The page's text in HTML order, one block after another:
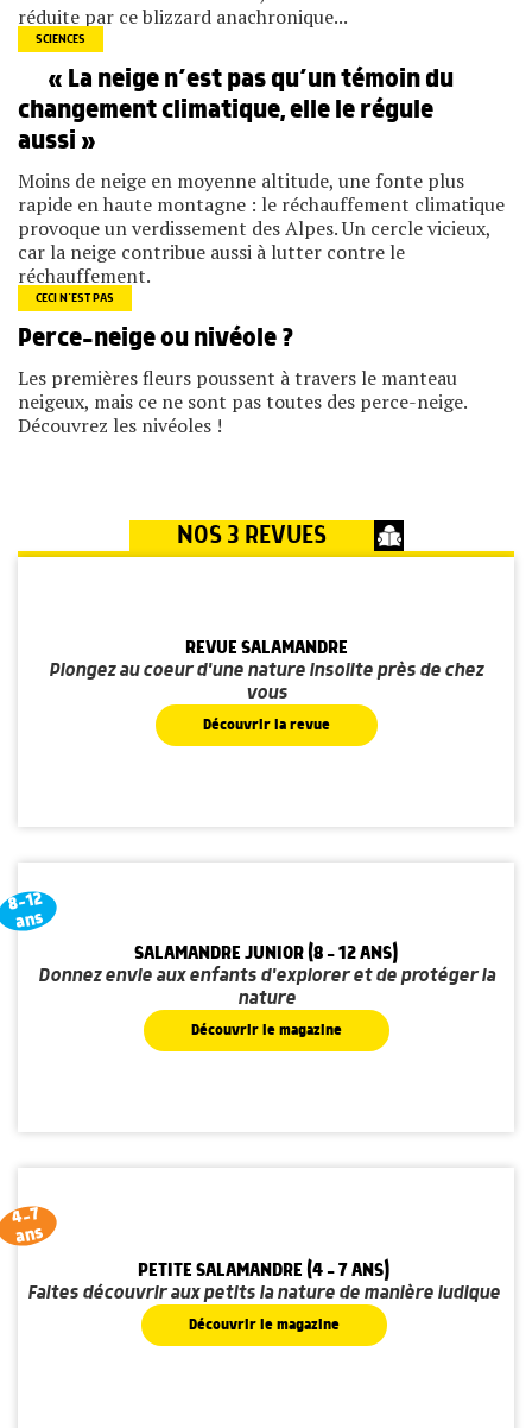
réduite par ce blizzard anachronique...
SCIENCES
« La neige n’est pas qu’un témoin du
changement climatique, elle le régule
aussi »
Moins de neige en moyenne altitude, une fonte plus
rapide en haute montagne : le réchauffement climatique
provoque un verdissement des Alpes. Un cercle vicieux,
car la neige contribue aussi à lutter contre le
réchauffement.
CECI N’EST PAS
Perce-neige ou nivéole ?
Les premières fleurs poussent à travers le manteau
neigeux, mais ce ne sont pas toutes des perce-neige.
Découvrez les nivéoles !
NOS 3 REVUES
REVUE SALAMANDRE
Plongez au coeur d'une nature insolite près de chez
vous
Découvrir la revue
8-12
ans
SALAMANDRE JUNIOR (8 - 12 ANS)
Donnez envie aux enfants d'explorer et de protéger la
nature
Découvrir le magazine
4-7
ans
PETITE SALAMANDRE (4 - 7 ANS)
Faites découvrir aux petits la nature de manière ludique
Découvrir le magazine